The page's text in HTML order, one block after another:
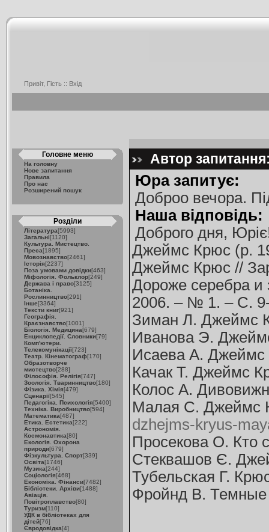
Привіт, Гість :: Вхід
Головне меню
На головну
Нове запитання
Правила
Про нас
Розширений пошук
Розділи
Література[5993]
Загальні[1120]
Культура. Мистецтво.
Преса[1895]
Мовознавство[2461]
Історія[2237]
Поза умовами довідки[463]
Міфологія. Фольклор[249]
Держава і право[3125]
Ботаніка.
Рослинництво[291]
Інше[3364]
Тексти книг[921]
Географія.
Краєзнавство[1001]
Біологія. Медицина[679]
Енциклопедії. Словники[79]
Комп'ютери.
Телекомунікації[723]
Театр. Кінематограф[170]
Образотворче
мистецтво[288]
Філософія. Релігія[747]
Зоологія. Тваринництво[180]
Фізика. Хімія[479]
Сценарії[545]
Педагогіка. Психологія[5400]
Техніка. Виробництво[594]
Математика[487]
Етика. Естетика[222]
Астрономія.
Космонавтика[80]
Екологія. Охорона
природи[679]
Фізкультура. Спорт[339]
Освіта[1746]
Музика[244]
Соціологія[468]
Економіка. Фінанси[7482]
Бібліотеки. Архіви[1488]
Авіація.
Повітроплавство[80]
Туризм[110]
УДК в бібліотеках для
дітей[76]
Євродовідка[4]
Автор
Юра запитує:
Доброо вечора.
Наша відповідь:
Доброго дня,
Джеймс Крюс (р.
Джеймс Крюс //
Дороже серебра и
2006. – № 1. – С.
Зиман Л. Джеймс
Иванова Э.
Исаева А. Джеймс
Качак Т. Джеймс
Колос А.
Малая С. Джеймс
dzhejms-kryus-
Просекова О. Кто
Стеквашов Є.
Тубельская Г.
Фройнд В. Темные